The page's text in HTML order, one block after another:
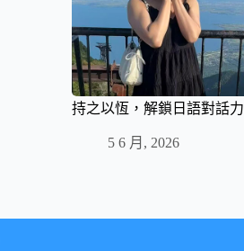
持之以恆，解鎖日語對話力
5 6 月, 2026